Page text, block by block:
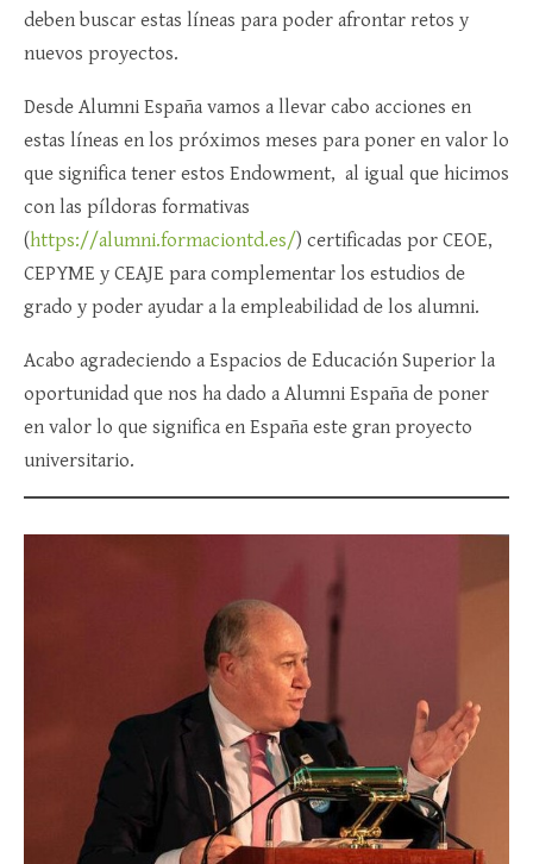
deben buscar estas líneas para poder afrontar retos y
nuevos proyectos.
Desde Alumni España vamos a llevar cabo acciones en
estas líneas en los próximos meses para poner en valor lo
que significa tener estos Endowment, al igual que hicimos
con las píldoras formativas
(https://alumni.formaciontd.es/) certificadas por CEOE,
CEPYME y CEAJE para complementar los estudios de
grado y poder ayudar a la empleabilidad de los alumni.
Acabo agradeciendo a Espacios de Educación Superior la
oportunidad que nos ha dado a Alumni España de poner
en valor lo que significa en España este gran proyecto
universitario.